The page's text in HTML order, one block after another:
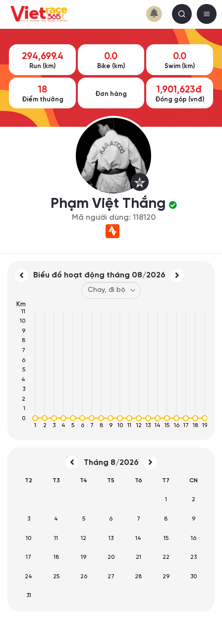
294,699.4
Run (km)
0.0
Bike (km)
0.0
Swim (km)
18
Điểm thưởng
Đơn hàng 1,901,623đ
Đóng góp (vnđ)
Phạm Việt Thắng
Mã người dùng: 118120
Biểu đồ hoạt động tháng 08/2026
1 2 3 4 5 6 7 8 9 10 11 12 13 14 15 16 17 18 19
0
1
2
3
4
5
6
7
8
9
10
11
Km
Tháng 8/2026
T2 T3 T4 T5 T6 T7 CN
1 2
3 4 5 6 7 8 9
10 11 12 13 14 15 16
17 18 19 20 21 22 23
24 25 26 27 28 29 30
31